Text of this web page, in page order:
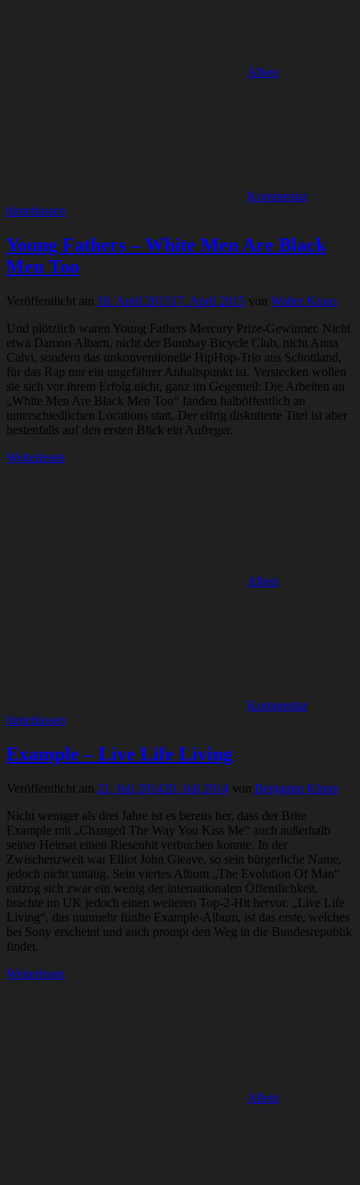
Alben
Kommentar
hinterlassen
Young Fathers – White Men Are Black
Men Too
Veröffentlicht am 18. April 201517. April 2015 von Walter Kraus
Und plötzlich waren Young Fathers Mercury Prize-Gewinner. Nicht
etwa Damon Albarn, nicht der Bombay Bicycle Club, nicht Anna
Calvi, sondern das unkonventionelle HipHop-Trio aus Schottland,
für das Rap nur ein ungefährer Anhaltspunkt ist. Verstecken wollen
sie sich vor ihrem Erfolg nicht, ganz im Gegenteil: Die Arbeiten an
„White Men Are Black Men Too“ fanden halböffentlich an
unterschiedlichen Locations statt. Der eifrig diskutierte Titel ist aber
bestenfalls auf den ersten Blick ein Aufreger.
Weiterlesen
Alben
Kommentar
hinterlassen
Example – Live Life Living
Veröffentlicht am 21. Juli 201420. Juli 2014 von Benjamin Klopp
Nicht weniger als drei Jahre ist es bereits her, dass der Brite
Example mit „Changed The Way You Kiss Me“ auch außerhalb
seiner Heimat einen Riesenhit verbuchen konnte. In der
Zwischenzweit war Elliot John Gleave, so sein bürgerliche Name,
jedoch nicht untätig. Sein viertes Album „The Evolution Of Man“
entzog sich zwar ein wenig der internationalen Öffentlichkeit,
brachte im UK jedoch einen weiteren Top-2-Hit hervor. „Live Life
Living“, das nunmehr fünfte Example-Album, ist das erste, welches
bei Sony erscheint und auch prompt den Weg in die Bundesrepublik
findet.
Weiterlesen
Alben